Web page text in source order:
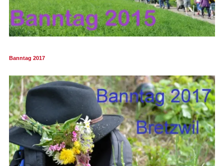
Banntag 2017